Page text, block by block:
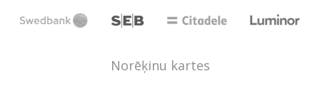
Norēķinu kartes